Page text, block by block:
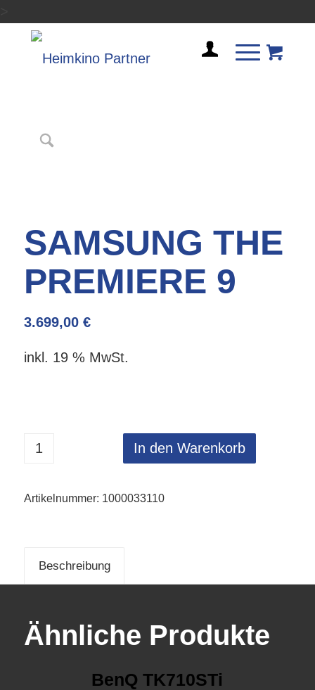
SAMSUNG THE
PREMIERE 9
3.699,00 €
inkl. 19 % MwSt.
In den Warenkorb
Artikelnummer: 1000033110
Beschreibung
Ähnliche Produkte
BenQ TK710STi